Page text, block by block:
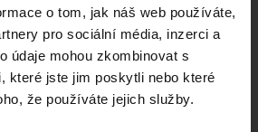
o tom, jak náš web používáte,
pro sociální média, inzerci a
údaje mohou zkombinovat s
které jste jim poskytli nebo které
že používáte jejich služby.
Členové Doc Alliance